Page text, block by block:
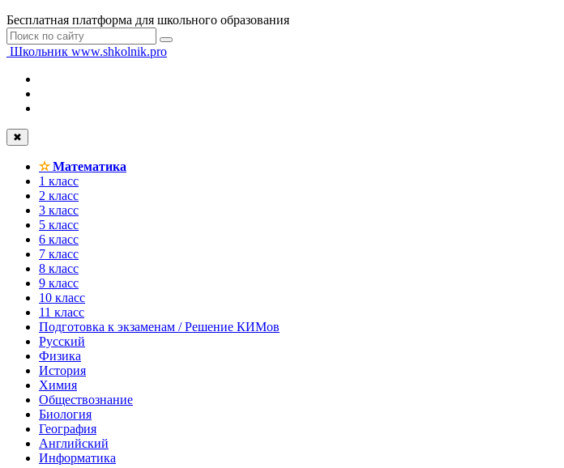
Бесплатная платформа для школьного образования
Школьник www.shkolnik.pro
✖
✫Математика
1 класс
2 класс
3 класс
5 класс
6 класс
7 класс
8 класс
9 класс
10 класс
11 класс
Подготовка к экзаменам / Решение КИМов
Русский
Физика
История
Химия
Обществознание
Биология
География
Английский
Информатика